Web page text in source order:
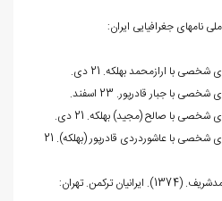
نام‏های جغرافیایی ایران:
(1400). گفتگوی شخصی با عاشوردردی قادرپور (بهلکه). 21
عسگری‌خانقاه، اصغر و کمالی، محمدشریف. (1374). ایرانیان ترکمن. تهران: